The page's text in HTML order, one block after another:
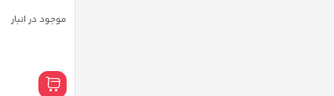
موجود در انبار